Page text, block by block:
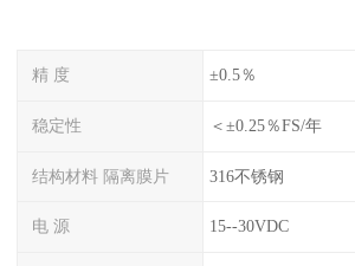
精 度 ±0.5％
稳定性 ＜±0.25％FS/年
结构材料 隔离膜片 316不锈钢
电 源 15--30VDC